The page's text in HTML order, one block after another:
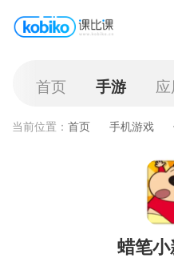
首页 手游 应
当前位置： 首页 手机游戏
蜡笔